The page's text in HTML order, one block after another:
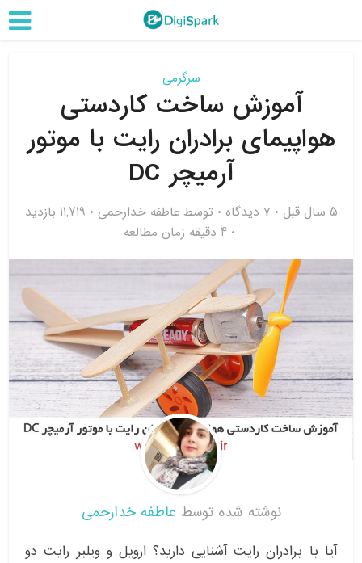
سرگرمی
آموزش ساخت کاردستی
هواپیمای برادران رایت با موتور
آرمیچر DC
5 سال قبل ۷ دیدگاه توسط عاطفه خدارحمی
11,719 بازدید
4 دقیقه زمان مطالعه
نوشته شده توسط عاطفه خدارحمی
آیا با برادران رایت آشنایی دارید؟ ارویل و ویلبر رایت دو